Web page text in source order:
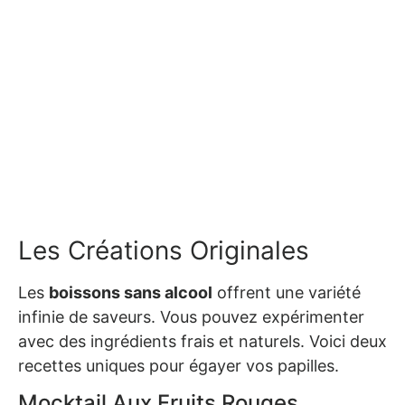
Les Créations Originales
Les boissons sans alcool offrent une variété
infinie de saveurs. Vous pouvez expérimenter
avec des ingrédients frais et naturels. Voici deux
recettes uniques pour égayer vos papilles.